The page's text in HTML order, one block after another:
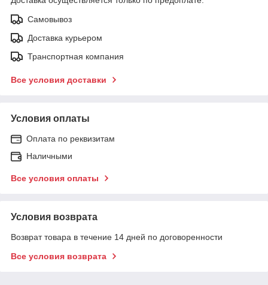
Самовывоз
Доставка курьером
Транспортная компания
Все условия доставки
Условия оплаты
Оплата по реквизитам
Наличными
Все условия оплаты
Условия возврата
Возврат товара в течение 14 дней по договоренности
Все условия возврата